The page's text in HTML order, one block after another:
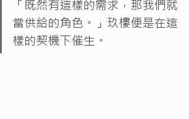
「既然有這樣的需求，那我們就
當供給的角色。」玖樓便是在這
樣的契機下催生。